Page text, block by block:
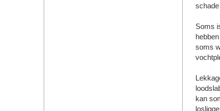
Soms
soms
kan